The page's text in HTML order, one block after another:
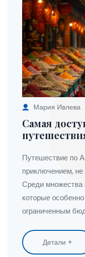
Мария Ивлева
Самая
Путешествие по
приключением,
Среди множества
которые
ограниченным
региона, что
кухней и
Детали +